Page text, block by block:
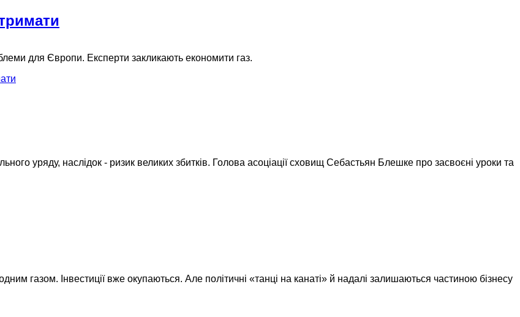
для Європи. Експерти закликають економити газ.
уряду, наслідок - ризик великих збитків. Голова асоціації сховищ Себастьян Блешке про засвоєні уроки та
газом. Інвестиції вже окупаються. Але політичні «танці на канаті» й надалі залишаються частиною бізнесу